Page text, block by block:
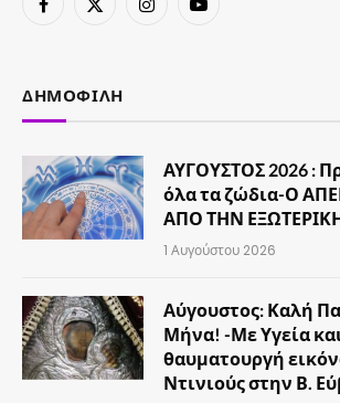
Facebook
X
InstagramYouTube
ΔΗΜΟΦΙΛΉ
ΑΥΓΟΥΣΤΟΣ 2026 :
όλα τα ζώδια-Ο
ΑΠΟ ΤΗΝ
1 Αυγούστου 2026
Αύγουστος: Καλή
Μήνα! -Με Υγεία
θαυματουργή
Ντινιούς στην Β.